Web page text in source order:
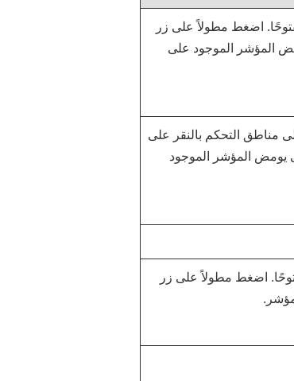
اضغط مطولاً على زر
المؤشر الموجود على
مناطق التحكم بالنقر على
على الأقل حتى يومض المؤشر الموجود
اضغط مطولاً على زر